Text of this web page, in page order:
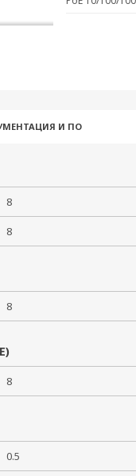
И ПО
8
8
8
8
0.5